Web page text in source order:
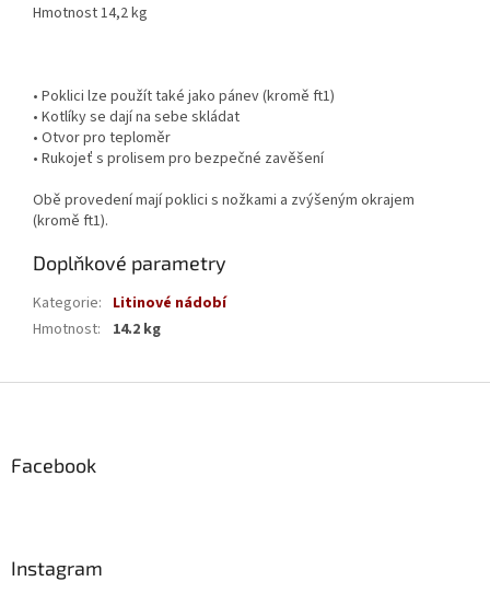
Hmotnost 14,2 kg
• Poklici lze použít také jako pánev (kromě ft1)
• Kotlíky se dají na sebe skládat
• Otvor pro teploměr
• Rukojeť s prolisem pro bezpečné zavěšení
Obě provedení mají poklici s nožkami a zvýšeným okrajem
(kromě ft1).
Doplňkové parametry
Kategorie: Litinové nádobí
Hmotnost: 14.2 kg
Facebook
Instagram